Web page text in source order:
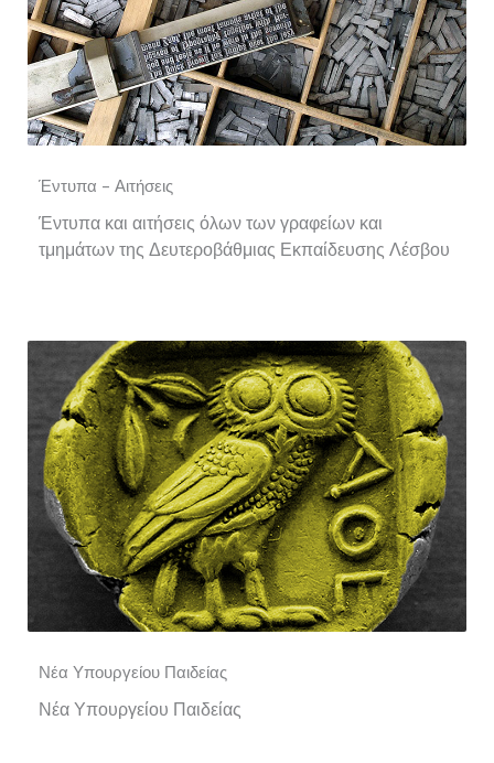
Έντυπα - Αιτήσεις
Έντυπα και αιτήσεις όλων των γραφείων και
τμημάτων της Δευτεροβάθμιας Εκπαίδευσης Λέσβου
Νέα Υπουργείου Παιδείας
Νέα Υπουργείου Παιδείας